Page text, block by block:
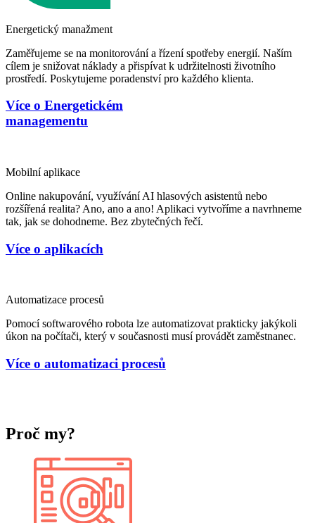
Energetický manažment
Zaměřujeme se na monitorování a řízení spotřeby energií. Naším
cílem je snižovat náklady a přispívat k udržitelnosti životního
prostředí. Poskytujeme poradenství pro každého klienta.
Více o Energetickém
managementu
Mobilní aplikace
Online nakupování, využívání AI hlasových asistentů nebo
rozšířená realita? Ano, ano a ano! Aplikaci vytvoříme a navrhneme
tak, jak se dohodneme. Bez zbytečných řečí.
Více o aplikacích
Automatizace procesů
Pomocí softwarového robota lze automatizovat prakticky jakýkoli
úkon na počítači, který v současnosti musí provádět zaměstnanec.
Více o automatizaci procesů
Proč my?